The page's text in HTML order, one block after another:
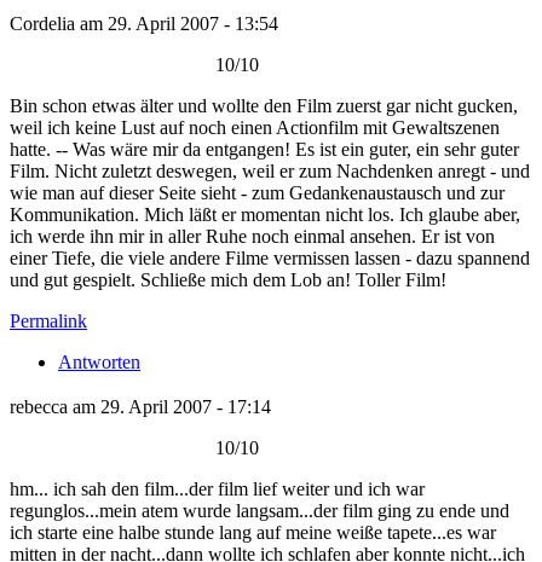
Cordelia am 29. April 2007 - 13:54
10/10
Bin schon etwas älter und wollte den Film zuerst gar nicht gucken,
weil ich keine Lust auf noch einen Actionfilm mit Gewaltszenen
hatte. -- Was wäre mir da entgangen! Es ist ein guter, ein sehr guter
Film. Nicht zuletzt deswegen, weil er zum Nachdenken anregt - und
wie man auf dieser Seite sieht - zum Gedankenaustausch und zur
Kommunikation. Mich läßt er momentan nicht los. Ich glaube aber,
ich werde ihn mir in aller Ruhe noch einmal ansehen. Er ist von
einer Tiefe, die viele andere Filme vermissen lassen - dazu spannend
und gut gespielt. Schließe mich dem Lob an! Toller Film!
Permalink
Antworten
rebecca am 29. April 2007 - 17:14
10/10
hm... ich sah den film...der film lief weiter und ich war
regunglos...mein atem wurde langsam...der film ging zu ende und
ich starte eine halbe stunde lang auf meine weiße tapete...es war
mitten in der nacht...dann wollte ich schlafen aber konnte nicht...ich